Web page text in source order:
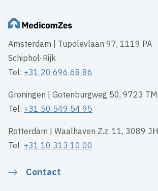
Amsterdam | Tupolevlaan 97, 1119 PA
Schiphol-Rijk
Tel: +31 20 696 68 86
Groningen | Gotenburgweg 50, 9723 TM
Tel: +31 50 549 54 95
Rotterdam | Waalhaven Z.z. 11, 3089 JH
Tel +31 10 313 10 00
Contact